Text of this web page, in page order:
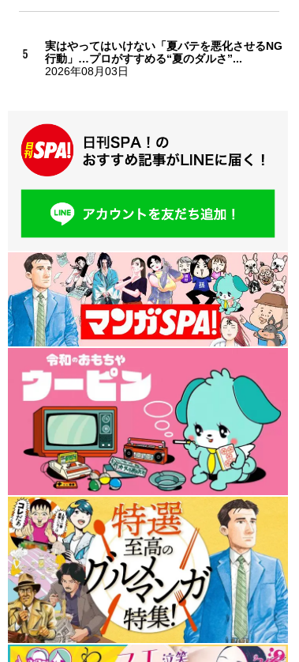
実はやってはいけない「夏バテを悪化させるNG
行動」…プロがすすめる“夏のダルさ”...
2026年08月03日